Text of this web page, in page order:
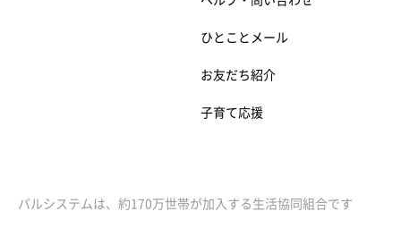
ひとことメール
お友だち紹介
子育て応援
パルシステムは、約170万世帯が加入する生活協同組合です